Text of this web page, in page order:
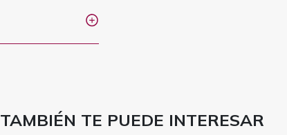
TAMBIÉN TE PUEDE INTERESAR